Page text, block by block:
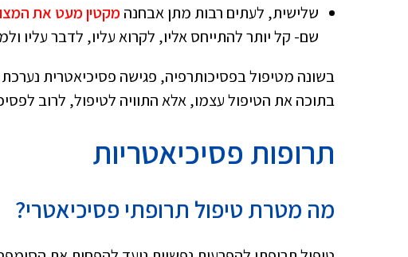
שלישית, לעתים רבות מתן אבחנה מקטין מעט את
שם- קל יותר להתייחס אליו, לקרוא עליו, לדבר עליו
בשונה מטיפול בפסיכותרפיה, פגישה פסיכיאטרית
בתוכה את הטיפול עצמו, אלא התוויה לטיפול, לרוב
תרופות פסיכיאטריות
מה מטרת טיפול תרופתי פסיכיאטרי?